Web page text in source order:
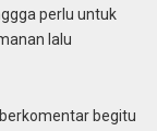
perlu untuk
lalu
begitu